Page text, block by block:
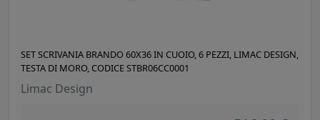
SET SCRIVANIA BRANDO 60X36 IN CUOIO, 6 PEZZI, LIMAC DESIGN,
TESTA DI MORO, CODICE STBR06CC0001
Limac Design